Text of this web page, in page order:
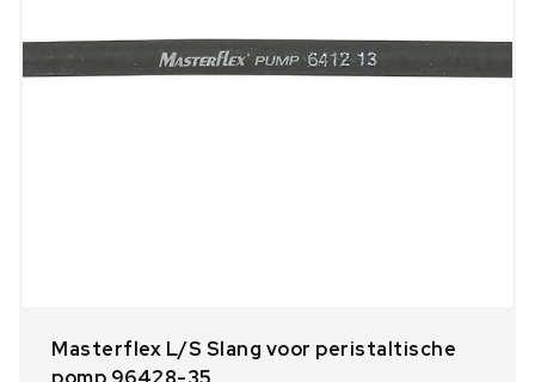
Masterflex L/S Slang voor peristaltische